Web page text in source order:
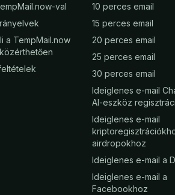
val
a TempMail.now
10 perces email
15 perces email
20 perces email
25 perces email
30 perces email
Ideiglenes e-mail
AI-eszköz
Ideiglenes e-mail
airdropokhoz
Ideiglenes e-mail a
Ideiglenes e-mail a
Facebookhoz